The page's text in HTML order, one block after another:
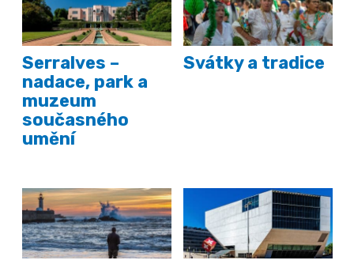
Serralves –
nadace, park a
muzeum
současného
umění
Svátky a tradice